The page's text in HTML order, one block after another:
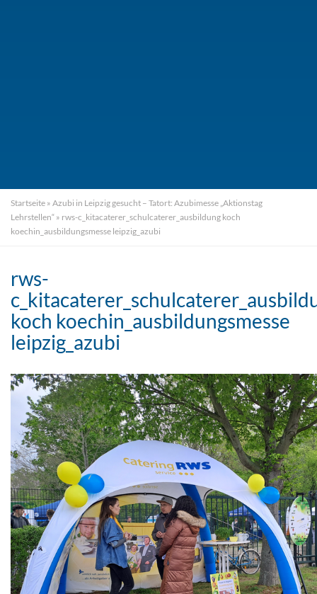
Startseite » Azubi in Leipzig gesucht – Tatort: Azubimesse „Aktionstag
Lehrstellen“ » rws-c_kitacaterer_schulcaterer_ausbildung koch
koechin_ausbildungsmesse leipzig_azubi
rws-
koch koechin_ausbildungsmesse
leipzig_azubi